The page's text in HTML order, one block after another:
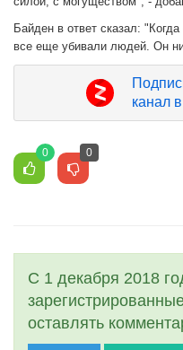
Байден в ответ сказал:
все еще убивали людей. Он
канал в
0 0
С 1 декабря 2018
оставлять